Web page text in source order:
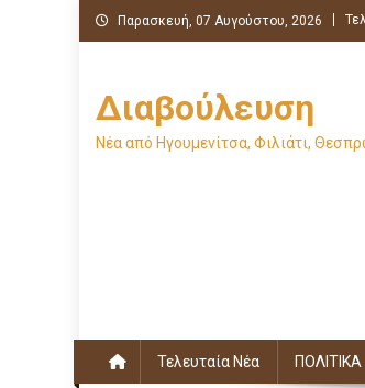
Μεταπηδήστε
στο
Παρασκευή, 07 Αυγούστου, 2026
Διαβούλευση
Νέα από Ηγουμενίτσα, Φιλιάτι,
Τελευταία Νέα ΠΟΛΙΤΙΚΑ